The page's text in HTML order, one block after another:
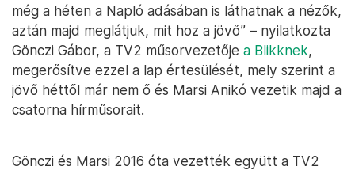
még a héten a Napló adásában is láthatnak a nézők,
aztán majd meglátjuk, mit hoz a jövő” – nyilatkozta
Gönczi Gábor, a TV2 műsorvezetője a Blikknek,
megerősítve ezzel a lap értesülését, mely szerint a
jövő héttől már nem ő és Marsi Anikó vezetik majd a
csatorna hírműsorait.
Gönczi és Marsi 2016 óta vezették együtt a TV2